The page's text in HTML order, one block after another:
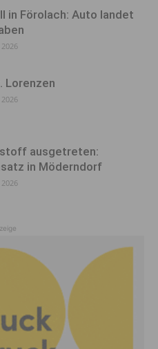
in Förolach: Auto landet
Lorenzen
ausgetreten:
in Möderndorf